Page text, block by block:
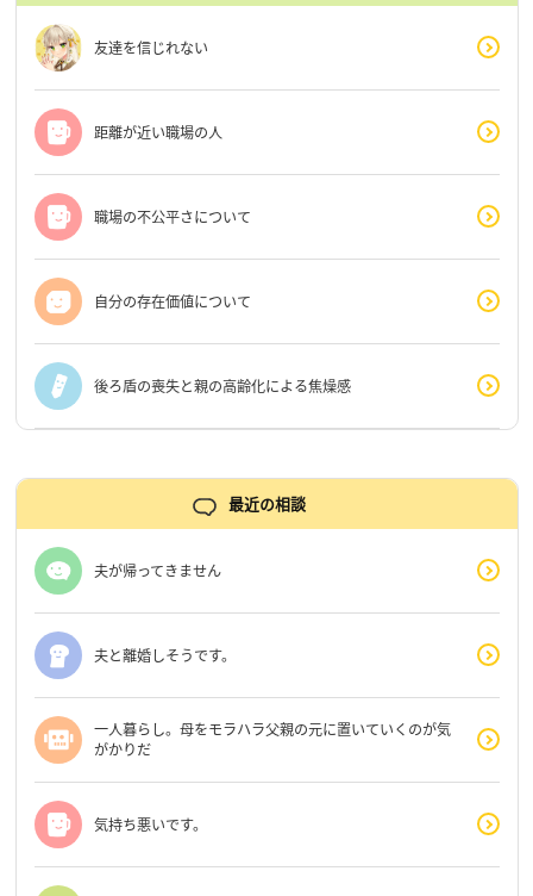
友達を信じれない
距離が近い職場の人
職場の不公平さについて
自分の存在価値について
後ろ盾の喪失と親の高齢化による焦燥感
最近の相談
夫が帰ってきません
夫と離婚しそうです。
一人暮らし。母をモラハラ父親の元に置いていくのが気
がかりだ
気持ち悪いです。